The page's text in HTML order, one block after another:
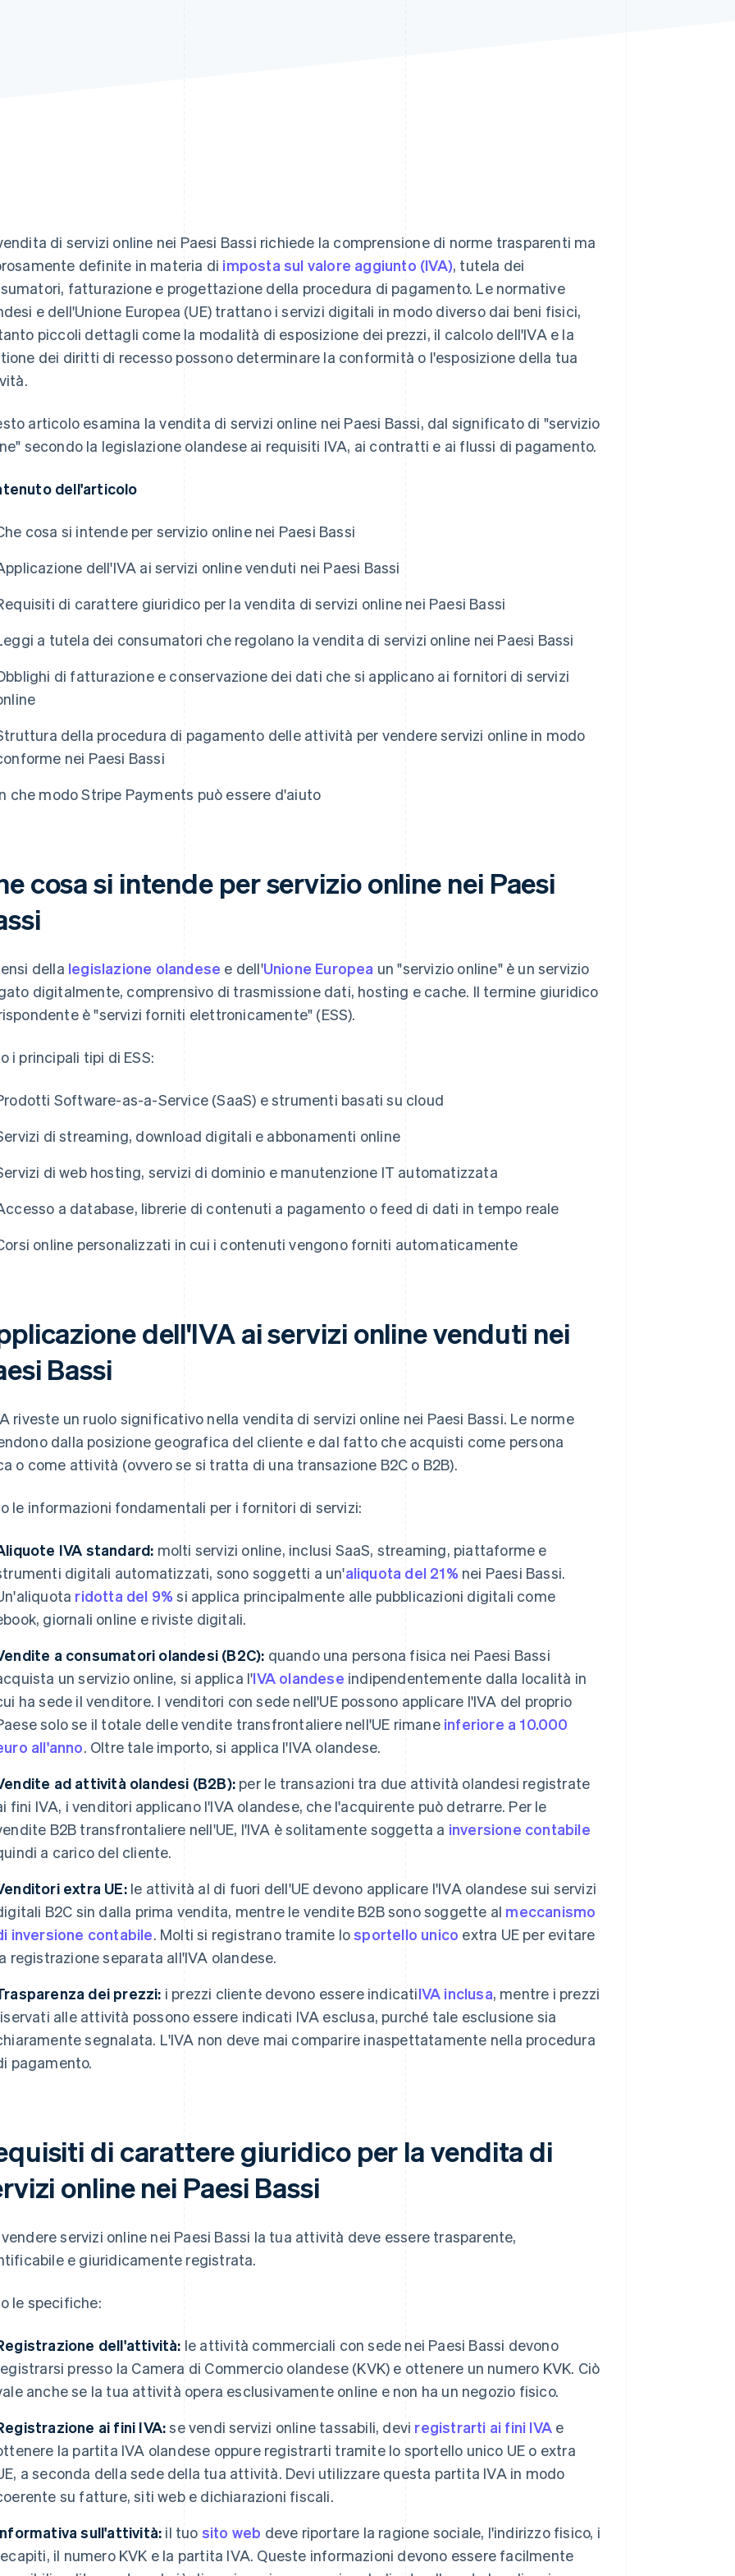
di servizi online nei Paesi Bassi richiede la comprensione di norme trasparenti ma
definite in materia di imposta sul valore aggiunto (IVA), tutela dei
fatturazione e progettazione della procedura di pagamento. Le normative
e dell'Unione Europea (UE) trattano i servizi digitali in modo diverso dai beni fisici,
piccoli dettagli come la modalità di esposizione dei prezzi, il calcolo dell'IVA e la
dei diritti di recesso possono determinare la conformità o l'esposizione della tua
articolo esamina la vendita di servizi online nei Paesi Bassi, dal significato di "servizio
secondo la legislazione olandese ai requisiti IVA, ai contratti e ai flussi di pagamento.
dell'articolo
cosa si intende per servizio online nei Paesi Bassi
dell'IVA ai servizi online venduti nei Paesi Bassi
di carattere giuridico per la vendita di servizi online nei Paesi Bassi
a tutela dei consumatori che regolano la vendita di servizi online nei Paesi Bassi
di fatturazione e conservazione dei dati che si applicano ai fornitori di servizi
della procedura di pagamento delle attività per vendere servizi online in modo
nei Paesi Bassi
che modo Stripe Payments può essere d'aiuto
cosa si intende per servizio online nei Paesi
della legislazione olandese e dell'Unione Europea un "servizio online" è un servizio
digitalmente, comprensivo di trasmissione dati, hosting e cache. Il termine giuridico
è "servizi forniti elettronicamente" (ESS).
i principali tipi di ESS:
Software-as-a-Service (SaaS) e strumenti basati su cloud
di streaming, download digitali e abbonamenti online
di web hosting, servizi di dominio e manutenzione IT automatizzata
a database, librerie di contenuti a pagamento o feed di dati in tempo reale
online personalizzati in cui i contenuti vengono forniti automaticamente
dell'IVA ai servizi online venduti nei
Bassi
riveste un ruolo significativo nella vendita di servizi online nei Paesi Bassi. Le norme
dalla posizione geografica del cliente e dal fatto che acquisti come persona
o come attività (ovvero se si tratta di una transazione B2C o B2B).
le informazioni fondamentali per i fornitori di servizi:
IVA standard: molti servizi online, inclusi SaaS, streaming, piattaforme e
digitali automatizzati, sono soggetti a un'aliquota del 21% nei Paesi Bassi.
ridotta del 9% si applica principalmente alle pubblicazioni digitali come
giornali online e riviste digitali.
a consumatori olandesi (B2C): quando una persona fisica nei Paesi Bassi
un servizio online, si applica l'IVA olandese indipendentemente dalla località in
ha sede il venditore. I venditori con sede nell'UE possono applicare l'IVA del proprio
solo se il totale delle vendite transfrontaliere nell'UE rimane inferiore a 10.000
all'anno. Oltre tale importo, si applica l'IVA olandese.
ad attività olandesi (B2B): per le transazioni tra due attività olandesi registrate
fini IVA, i venditori applicano l'IVA olandese, che l'acquirente può detrarre. Per le
B2B transfrontaliere nell'UE, l'IVA è solitamente soggetta a inversione contabile
a carico del cliente.
extra UE:le attività al di fuori dell'UE devono applicare l'IVA olandese sui servizi
B2C sin dalla prima vendita, mentre le vendite B2B sono soggette al meccanismo
inversione contabile. Molti si registrano tramite losportello unico extra UE per evitare
registrazione separata all'IVA olandese.
dei prezzi: i prezzi cliente devono essere indicatiIVA inclusa, mentre i prezzi
alle attività possono essere indicati IVA esclusa, purché tale esclusione sia
segnalata. L'IVA non deve mai comparire inaspettatamente nella procedura
pagamento.
di carattere giuridico per la vendita di
online nei Paesi Bassi
servizi online nei Paesi Bassi la tua attività deve essere trasparente,
e giuridicamente registrata.
le specifiche:
dell'attività: le attività commerciali con sede nei Paesi Bassi devono
presso la Camera di Commercio olandese (KVK) e ottenere un numero KVK. Ciò
anche se la tua attività opera esclusivamente online e non ha un negozio fisico.
ai fini IVA:se vendi servizi online tassabili, devi registrarti ai fini IVA e
la partita IVA olandese oppure registrarti tramite lo sportello unico UE o extra
a seconda della sede della tua attività. Devi utilizzare questa partita IVA in modo
su fatture, siti web e dichiarazioni fiscali.
sull'attività: il tuo sito web deve riportare la ragione sociale, l'indirizzo fisico, i
il numero KVK e la partita IVA. Queste informazioni devono essere facilmente